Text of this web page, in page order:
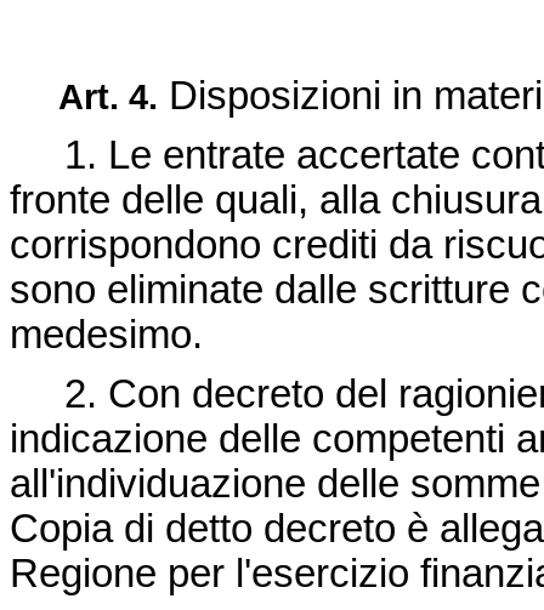
Art. 4. Disposizioni in
1. Le entrate accertate
fronte delle quali, alla
corrispondono crediti da
sono eliminate dalle scritture
medesimo.
2. Con decreto del
indicazione delle competenti
all'individuazione delle
Copia di detto decreto è
Regione per l'esercizio